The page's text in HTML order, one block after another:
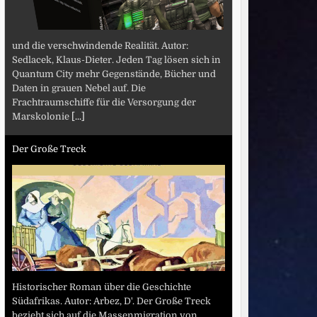
und die verschwindende Realität. Autor:
Sedlacek, Klaus-Dieter. Jeden Tag lösen sich in
Quantum City mehr Gegenstände, Bücher und
Daten in grauen Nebel auf. Die
Frachtraumschiffe für die Versorgung der
Marskolonie [...]
Der Große Treck
Historischer Roman über die Geschichte
Südafrikas. Autor: Arbez, D'. Der Große Treck